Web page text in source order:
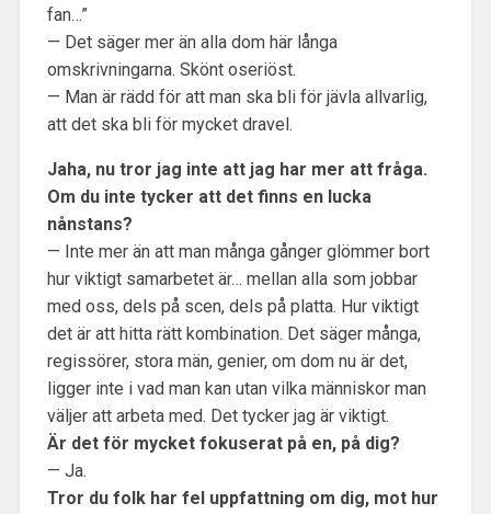
fan…”
— Det säger mer än alla dom här långa
omskrivningarna. Skönt oseriöst.
— Man är rädd för att man ska bli för jävla allvarlig,
att det ska bli för mycket dravel.
Jaha, nu tror jag inte att jag har mer att fråga.
Om du inte tycker att det finns en lucka
nånstans?
— Inte mer än att man många gånger glömmer bort
hur viktigt samarbetet är… mellan alla som jobbar
med oss, dels på scen, dels på platta. Hur viktigt
det är att hitta rätt kombination. Det säger många,
regissörer, stora män, genier, om dom nu är det,
ligger inte i vad man kan utan vilka människor man
väljer att arbeta med. Det tycker jag är viktigt.
Är det för mycket fokuserat på en, på dig?
— Ja.
Tror du folk har fel uppfattning om dig, mot hur